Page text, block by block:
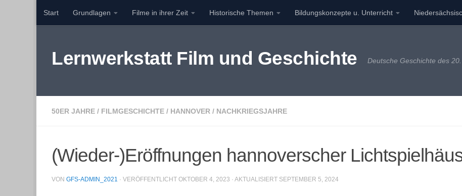
Zum Inhalt springen
Start Grundlagen Filme in ihrer Zeit Historische Themen Bildungskonzepte u. Unterricht
Lernwerkstatt Film und Geschichte Deutsche Geschichte des
50ER JAHRE / FILMGESCHICHTE / HANNOVER / NACHKRIEGSJAHRE
(Wieder-)Eröffnungen hannoverscher
VON GFS-ADMIN_2021 · VERÖFFENTLICHT OKTOBER 4, 2023 · AKTUALISIERT SEPTEMBER 5, 2024